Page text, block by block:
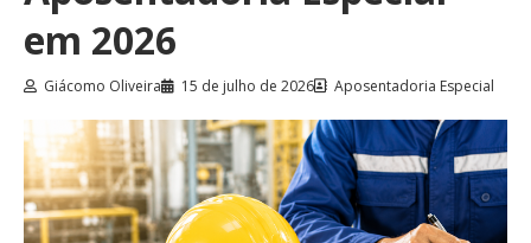
em 2026
Giácomo Oliveira 15 de julho de 2026 Aposentadoria Especial